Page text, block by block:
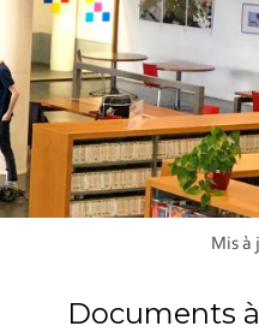
Mis à
Documents